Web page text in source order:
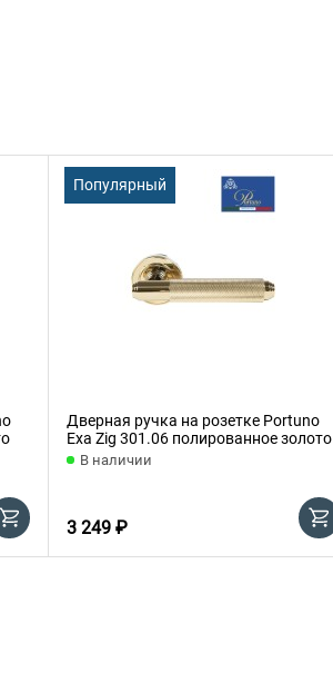
Популярный
Дверная ручка на розетке Portuno
Exa Zig 301.06 полированное золото
В наличии
3 249 ₽